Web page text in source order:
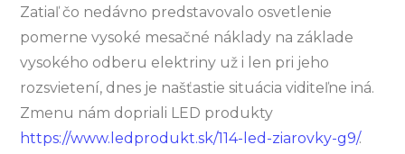
Zatiaľ čo nedávno predstavovalo osvetlenie
pomerne vysoké mesačné náklady na základe
vysokého odberu elektriny už i len pri jeho
rozsvietení, dnes je našťastie situácia viditeľne iná.
Zmenu nám dopriali LED produkty
https://www.ledprodukt.sk/114-led-ziarovky-g9/.